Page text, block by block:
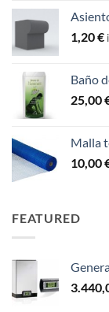
1,20€
Baño
25,00
Malla
10,00
FEATURED